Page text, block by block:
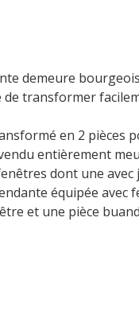
demeure
de transformer
en 2 pièces
entièrement
dont une
équipée avec
et une pièce
définit